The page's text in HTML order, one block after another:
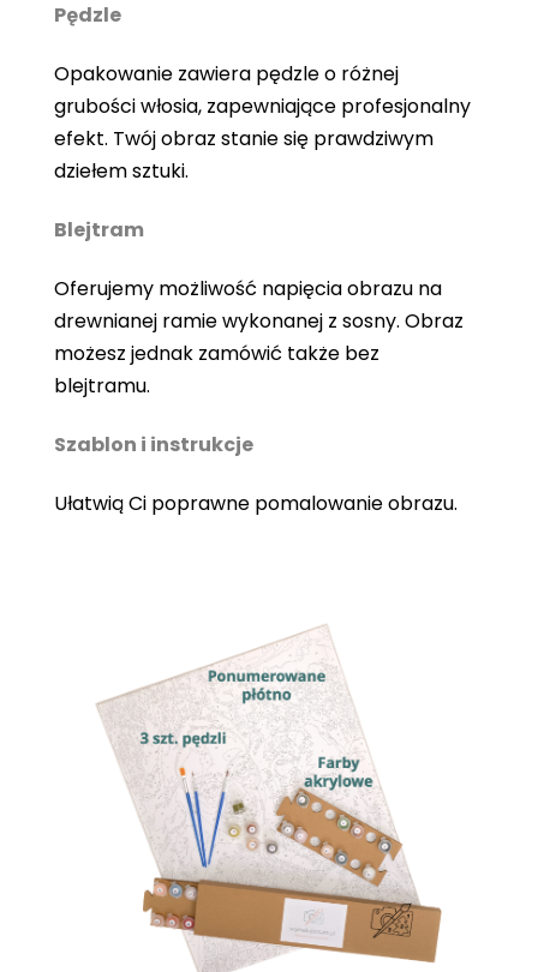
Pędzle
Opakowanie zawiera pędzle o różnej
grubości włosia, zapewniające profesjonalny
efekt. Twój obraz stanie się prawdziwym
dziełem sztuki.
Blejtram
Oferujemy możliwość napięcia obrazu na
drewnianej ramie wykonanej z sosny. Obraz
możesz jednak zamówić także bez
blejtramu.
Szablon i instrukcje
Ułatwią Ci poprawne pomalowanie obrazu.